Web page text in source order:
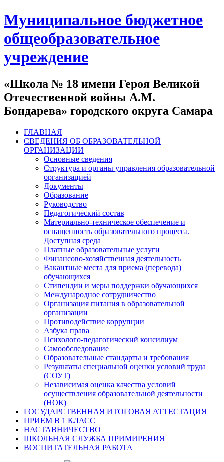
Муниципальное бюджетное
общеобразовательное
учреждение
«Школа № 18 имени Героя Великой
Отечественной войны А.М.
Бондарева» городского округа Самара
ГЛАВНАЯ
СВЕДЕНИЯ ОБ ОБРАЗОВАТЕЛЬНОЙ
ОРГАНИЗАЦИИ
Основные сведения
Структура и органы управления образовательной
организацией
Документы
Образование
Руководство
Педагогический состав
Материально-техническое обеспечение и
оснащенность образовательного процесса.
Доступная среда
Платные образовательные услуги
Финансово-хозяйственная деятельность
Вакантные места для приема (перевода)
обучающихся
Стипендии и меры поддержки обучающихся
Международное сотрудничество
Организация питания в образовательной
организации
Противодействие коррупции
Азбука права
Психолого-педагогический консилиум
Самообследование
Образовательные стандарты и требования
Результаты специальной оценки условий труда
(СОУТ)
Независимая оценка качества условий
осуществления образовательной деятельности
(НОК)
ГОСУДАРСТВЕННАЯ ИТОГОВАЯ АТТЕСТАЦИЯ
ПРИЕМ В 1 КЛАСС
НАСТАВНИЧЕСТВО
ШКОЛЬНАЯ СЛУЖБА ПРИМИРЕНИЯ
ВОСПИТАТЕЛЬНАЯ РАБОТА